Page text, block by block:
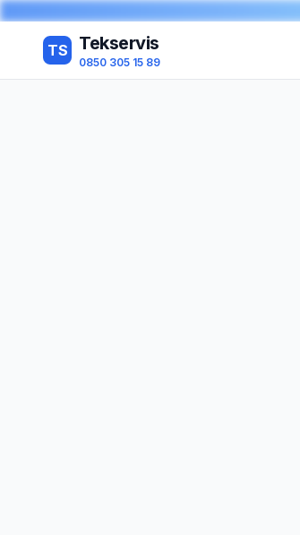
TS Tekservis
0850 305 15 89